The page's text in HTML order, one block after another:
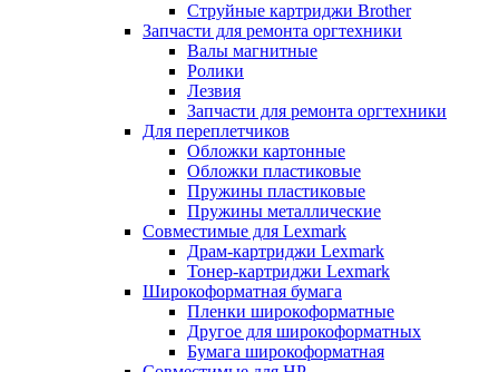
Струйные картриджи Brother
Запчасти для ремонта оргтехники
Валы магнитные
Ролики
Лезвия
Запчасти для ремонта оргтехники
Для переплетчиков
Обложки картонные
Обложки пластиковые
Пружины пластиковые
Пружины металлические
Совместимые для Lexmark
Драм-картриджи Lexmark
Тонер-картриджи Lexmark
Широкоформатная бумага
Пленки широкоформатные
Другое для широкоформатных
Бумага широкоформатная